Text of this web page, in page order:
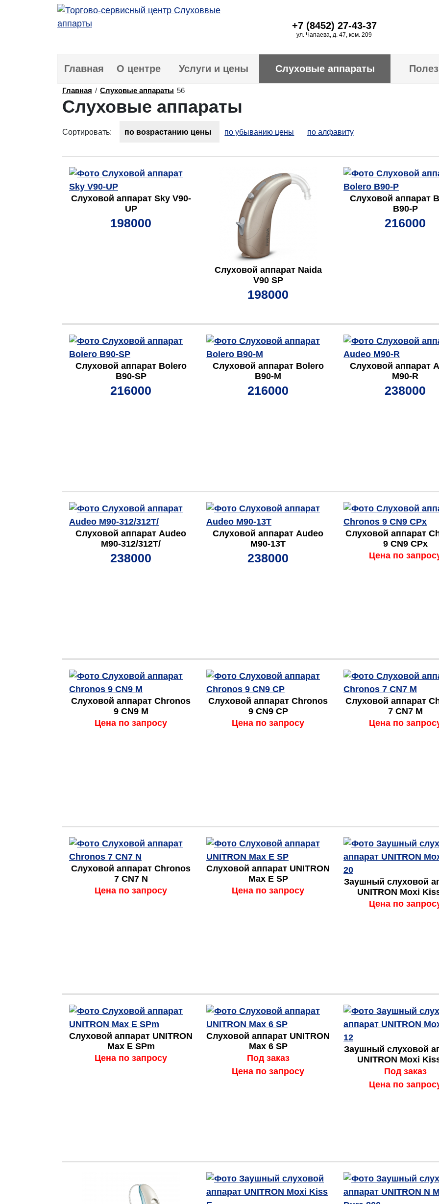
Главная О центре Услуги и цены Слуховые аппараты
+7 (8452) 27-43-37
ул. Чапаева, д. 47, ком. 209
Главная / Слуховые аппараты 56
Слуховые аппараты
Сортировать: по возрастанию цены по убыванию цены по алфавиту
Слуховой аппарат Sky V90-
UP
198000
Слуховой аппарат Naida
V90 SP
198000
Слуховой аппарат
B90-P
216000
Слуховой аппарат Bolero
B90-SP
216000
Слуховой аппарат Bolero
B90-M
216000
Слуховой аппарат
М90-R
238000
Слуховой аппарат Audeo
M90-312/312T/
238000
Слуховой аппарат Audeo
М90-13Т
238000
Слуховой аппарат
9 CN9 CPx
Цена по
Слуховой аппарат Chronos
9 CN9 M
Цена по запросу
Слуховой аппарат Chronos
9 CN9 CP
Цена по запросу
Слуховой аппарат
7 CN7 M
Цена по
Слуховой аппарат Chronos
7 CN7 N
Цена по запросу
Слуховой аппарат UNITRON
Max E SP
Цена по запросу
Заушный слуховой
UNITRON Moxi
Цена по
Слуховой аппарат UNITRON
Max E SPm
Цена по запросу
Слуховой аппарат UNITRON
Max 6 SP
Под заказ
Цена по запросу
Заушный слуховой
UNITRON Moxi
Под заказ
Цена по